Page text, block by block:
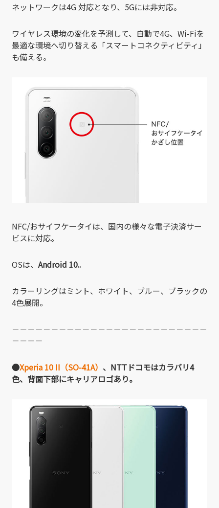
ネットワークは4G 対応となり、5Gには非対応。
ワイヤレス環境の変化を予測して、自動で4G、Wi-Fiを
最適な環境へ切り替える「スマートコネクティビティ」
も備える。
NFC/おサイフケータイは、国内の様々な電子決済サー
ビスに対応。
OSは、 Android 10。
カラーリングはミント、ホワイト、ブルー、ブラックの
4色展開。
－－－－－－－－－－－－－－－－－－－－－－－－－
－－－－
●Xperia 10 II（SO-41A） 、NTTドコモはカラバリ4
色、背面下部にキャリアロゴあり。